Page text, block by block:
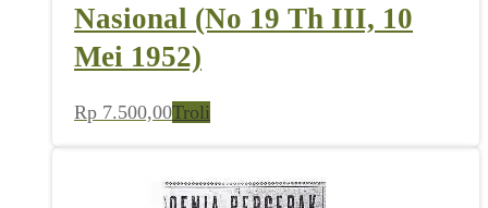
Nasional (No 19 Th III, 10
Mei 1952)
Rp 7.500,00Troli